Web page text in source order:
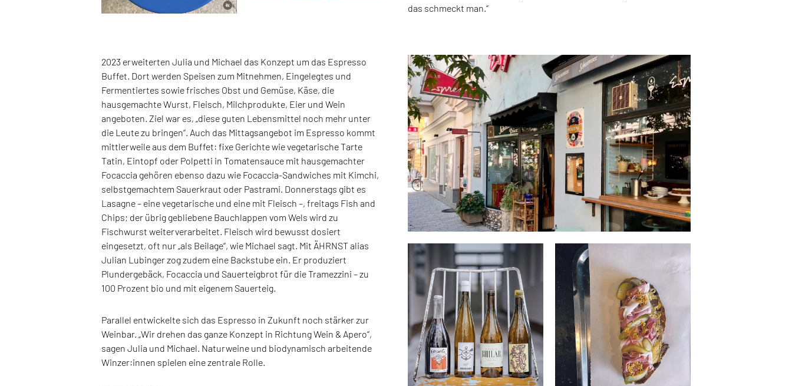
das schmeckt man.“
2023 erweiterten Julia und Michael das Konzept um das Espresso
Buffet. Dort werden Speisen zum Mitnehmen, Eingelegtes und
Fermentiertes sowie frisches Obst und Gemüse, Käse, die
hausgemachte Wurst, Fleisch, Milchprodukte, Eier und Wein
angeboten. Ziel war es, „diese guten Lebensmittel noch mehr unter
die Leute zu bringen“. Auch das Mittagsangebot im Espresso kommt
mittlerweile aus dem Buffet: fixe Gerichte wie vegetarische Tarte
Tatin, Eintopf oder Polpetti in Tomatensauce mit hausgemachter
Focaccia gehören ebenso dazu wie Focaccia-Sandwiches mit Kimchi,
selbstgemachtem Sauerkraut oder Pastrami. Donnerstags gibt es
Lasagne – eine vegetarische und eine mit Fleisch –, freitags Fish and
Chips; der übrig gebliebene Bauchlappen vom Wels wird zu
Fischwurst weiterverarbeitet. Fleisch wird bewusst dosiert
eingesetzt, oft nur „als Beilage“, wie Michael sagt. Mit ÄHRNST alias
Julian Lubinger zog zudem eine Backstube ein. Er produziert
Plundergebäck, Focaccia und Sauerteigbrot für die Tramezzini – zu
100 Prozent bio und mit eigenem Sauerteig.
Parallel entwickelte sich das Espresso in Zukunft noch stärker zur
Weinbar. „Wir drehen das ganze Konzept in Richtung Wein & Apero“,
sagen Julia und Michael. Naturweine und biodynamisch arbeitende
Winzer:innen spielen eine zentrale Rolle.